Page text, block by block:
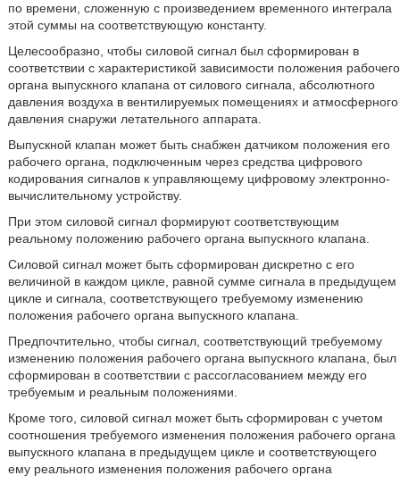
по времени, сложенную с произведением временного интеграла
этой суммы на соответствующую константу.
Целесообразно, чтобы силовой сигнал был сформирован в
соответствии с характеристикой зависимости положения рабочего
органа выпускного клапана от силового сигнала, абсолютного
давления воздуха в вентилируемых помещениях и атмосферного
давления снаружи летательного аппарата.
Выпускной клапан может быть снабжен датчиком положения его
рабочего органа, подключенным через средства цифрового
кодирования сигналов к управляющему цифровому электронно-
вычислительному устройству.
При этом силовой сигнал формируют соответствующим
реальному положению рабочего органа выпускного клапана.
Силовой сигнал может быть сформирован дискретно с его
величиной в каждом цикле, равной сумме сигнала в предыдущем
цикле и сигнала, соответствующего требуемому изменению
положения рабочего органа выпускного клапана.
Предпочтительно, чтобы сигнал, соответствующий требуемому
изменению положения рабочего органа выпускного клапана, был
сформирован в соответствии с рассогласованием между его
требуемым и реальным положениями.
Кроме того, силовой сигнал может быть сформирован с учетом
соотношения требуемого изменения положения рабочего органа
выпускного клапана в предыдущем цикле и соответствующего
ему реального изменения положения рабочего органа